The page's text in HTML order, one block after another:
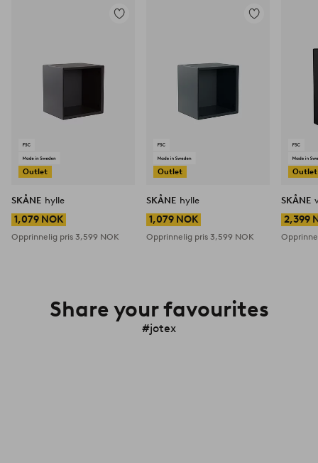
Outlet
Legg
SKÅNE hylle
1,079 NOK
Opprinnelig pris 3,599 NOK
Outlet
Legg
SKÅNE hylle
1,079 NOK
Opprinnelig pris3,599 NOK
Outlet
SKÅNE
2,399
Share your favourites
#jotex